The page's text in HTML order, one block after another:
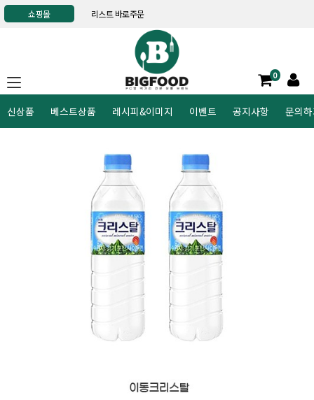
쇼핑몰 리스트 바로주문
0
신상품 베스트상품 레시피&이미지 이벤트 공지사항 문의